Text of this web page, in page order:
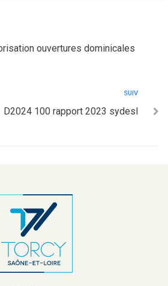
ouvertures dominicales
SUIV
D2024 100 rapport 2023 sydesl